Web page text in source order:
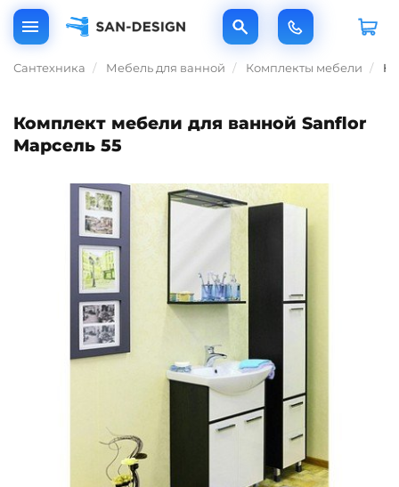
Сантехника Мебель для ванной Комплекты мебели
Комплект мебели для ванной Sanflor
Марсель 55